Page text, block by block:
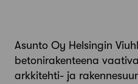
Asunto Oy Helsingin
betonirakenteena
arkkitehti- ja